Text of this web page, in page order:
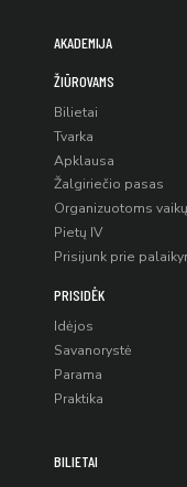
AKADEMIJA
ŽIŪROVAMS
Bilietai
Tvarka
Apklausa
Žalgiriečio pasas
Organizuotoms
Pietų IV
Prisijunk prie
PRISIDĖK
Idėjos
Savanorystė
Parama
Praktika
BILIETAI